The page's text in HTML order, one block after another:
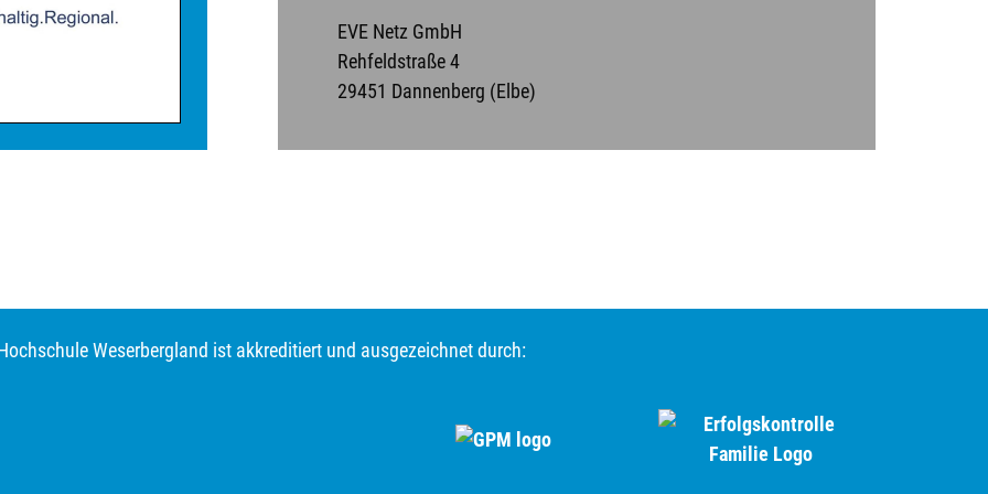
EVE Netz GmbH
Rehfeldstraße 4
29451 Dannenberg (Elbe)
Weserbergland ist akkreditiert und ausgezeichnet durch: